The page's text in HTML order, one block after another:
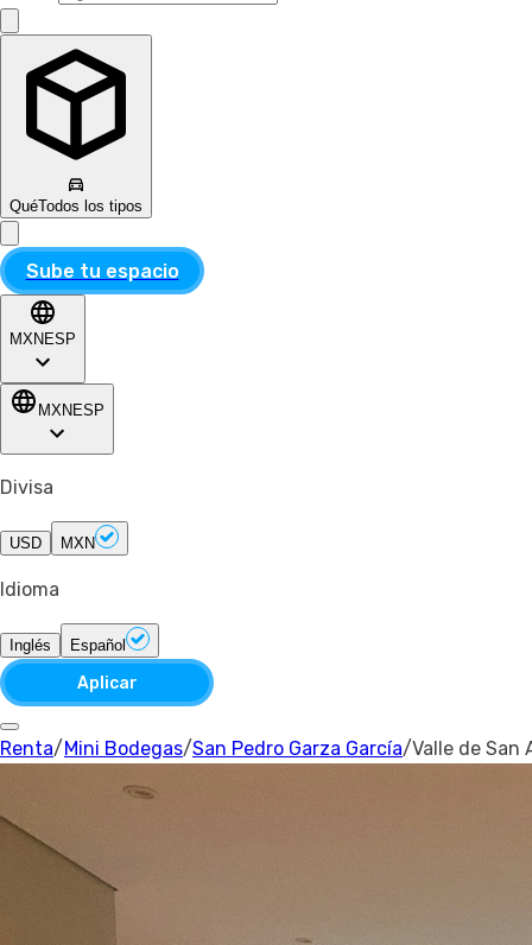
QuéTodos los tipos
Sube tu espacio
MXN ESP
MXN ESP
Divisa
USD MXN
Idioma
Inglés Español
Aplicar
Renta/Mini Bodegas/San Pedro Garza García/Valle de San